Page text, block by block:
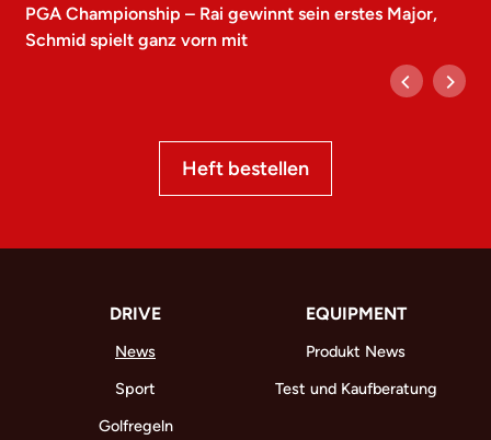
PGA Championship – Rai gewinnt sein erstes Major,
Schmid spielt ganz vorn mit
Heft bestellen
DRIVE
News
Sport
Golfregeln
EQUIPMENT
Produkt News
Test und Kaufberatung